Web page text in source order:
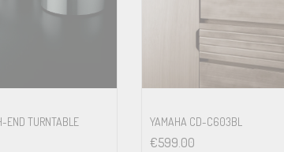
END TURNTABLE YAMAHA CD-C603BL
€599.00